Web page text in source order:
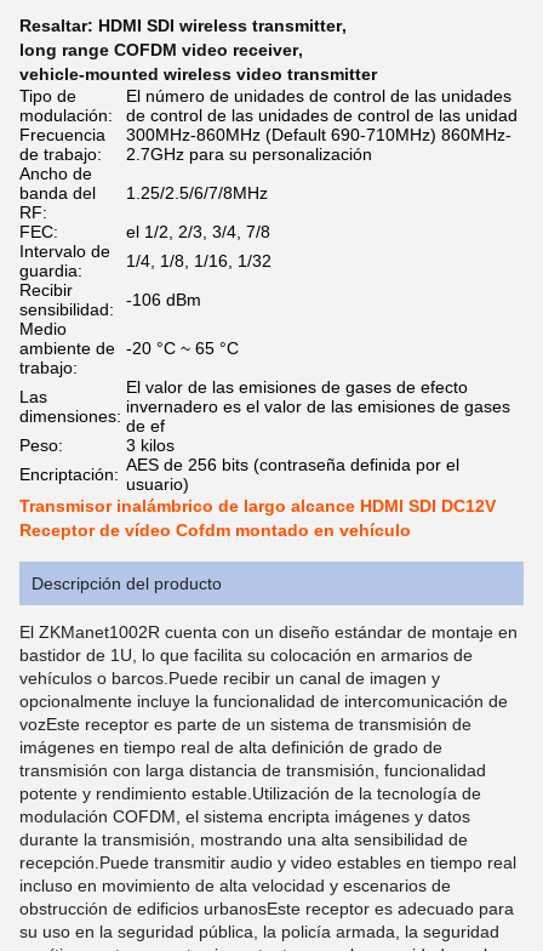
Resaltar: HDMI SDI wireless transmitter,
long range COFDM video receiver,
vehicle-mounted wireless video transmitter
Tipo de
modulación:
El número de unidades de control de las unidades
de control de las unidades de control de las unidad
Frecuencia
de trabajo:
300MHz-860MHz (Default 690-710MHz) 860MHz-
2.7GHz para su personalización
Ancho de
banda del
RF:
1.25/2.5/6/7/8MHz
FEC:
el 1/2, 2/3, 3/4, 7/8
Intervalo de
guardia:
1/4, 1/8, 1/16, 1/32
Recibir
sensibilidad:
-106 dBm
Medio
ambiente de
trabajo:
-20 °C ~ 65 °C
Las
dimensiones:
El valor de las emisiones de gases de efecto
invernadero es el valor de las emisiones de gases
de ef
Peso:
3 kilos
Encriptación: AES de 256 bits (contraseña definida por el
usuario)
Transmisor inalámbrico de largo alcance HDMI SDI DC12V
Receptor de vídeo Cofdm montado en vehículo
Descripción del producto
El ZKManet1002R cuenta con un diseño estándar de montaje en
bastidor de 1U, lo que facilita su colocación en armarios de
vehículos o barcos.Puede recibir un canal de imagen y
opcionalmente incluye la funcionalidad de intercomunicación de
vozEste receptor es parte de un sistema de transmisión de
imágenes en tiempo real de alta definición de grado de
transmisión con larga distancia de transmisión, funcionalidad
potente y rendimiento estable.Utilización de la tecnología de
modulación COFDM, el sistema encripta imágenes y datos
durante la transmisión, mostrando una alta sensibilidad de
recepción.Puede transmitir audio y video estables en tiempo real
incluso en movimiento de alta velocidad y escenarios de
obstrucción de edificios urbanosEste receptor es adecuado para
su uso en la seguridad pública, la policía armada, la seguridad